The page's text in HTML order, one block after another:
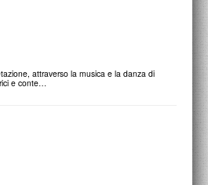
attraverso la musica e la danza di
e conte…